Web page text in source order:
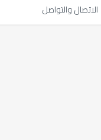
الاتصال والتواصل